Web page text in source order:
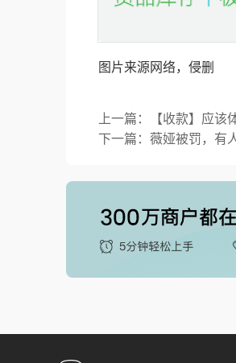
图片来源网络，侵删
上一篇：【收款】应该
下一篇：薇娅被罚，有